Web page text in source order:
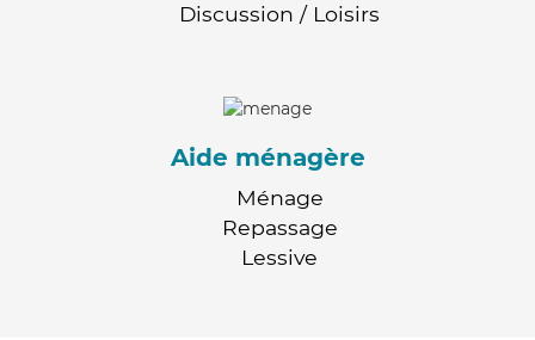
Discussion / Loisirs
Aide ménagère
Ménage
Repassage
Lessive